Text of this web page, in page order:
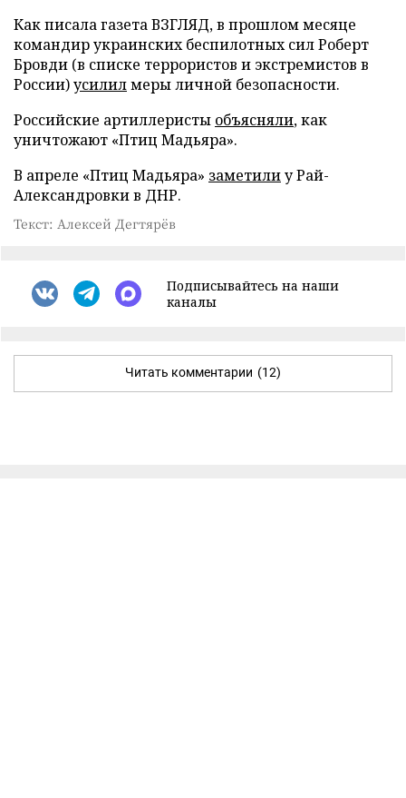
Как писала газета ВЗГЛЯД, в прошлом месяце
командир украинских беспилотных сил Роберт
Бровди (в списке террористов и экстремистов в
России)усилилмеры личной безопасности.
Российские артиллеристы объясняли, как
уничтожают «Птиц Мадьяра».
В апреле «Птиц Мадьяра» заметилиу Рай-
Александровки в ДНР.
Текст: Алексей Дегтярёв
Подписывайтесь на наши
каналы
Читать комментарии (12)